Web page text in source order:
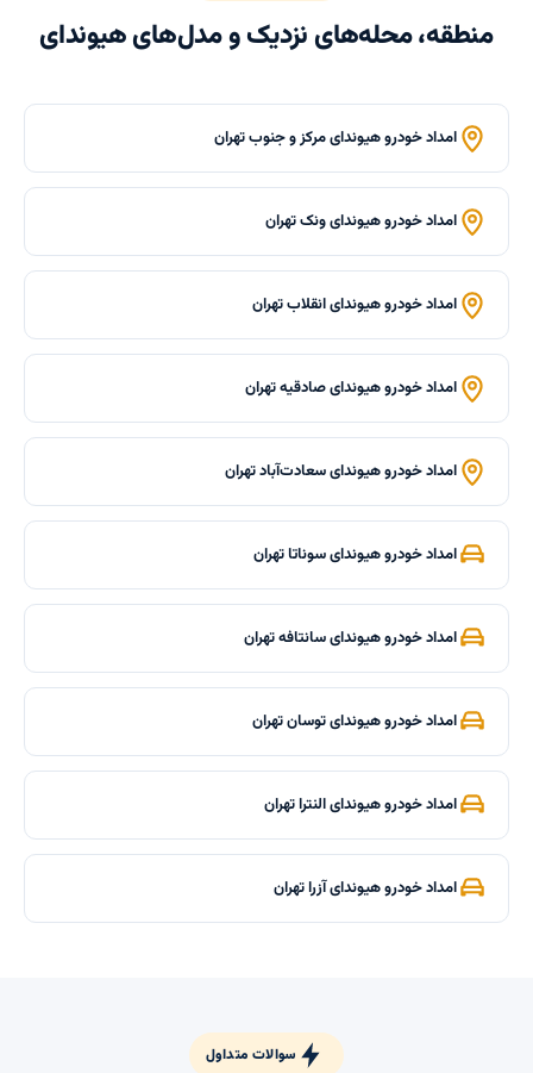
منطقه، محله‌های نزدیک و مدل‌های هیوندای
امداد خودرو هیوندای مرکز و جنوب تهران
امداد خودرو هیوندای ونک تهران
امداد خودرو هیوندای انقلاب تهران
امداد خودرو هیوندای صادقیه تهران
امداد خودرو هیوندای سعادت‌آباد تهران
امداد خودرو هیوندای سوناتا تهران
امداد خودرو هیوندای سانتافه تهران
امداد خودرو هیوندای توسان تهران
امداد خودرو هیوندای النترا تهران
امداد خودرو هیوندای آزرا تهران
سوالات متداول